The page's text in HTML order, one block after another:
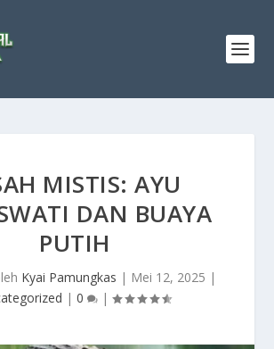
MISTIS: AYU
DAN BUAYA
PUTIH
Kyai Pamungkas | Mei 12, 2025 |
| 0 |